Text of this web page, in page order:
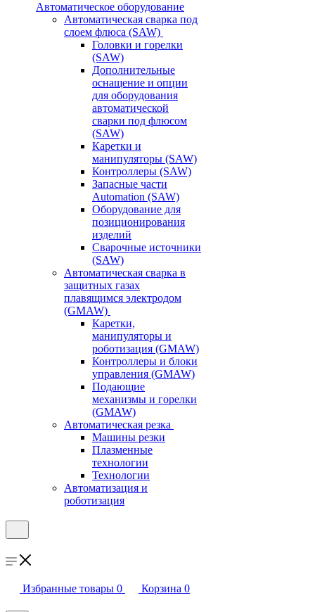
Автоматическое оборудование
Автоматическая сварка под
слоем флюса (SAW)
Головки и горелки
(SAW)
Дополнительные
оснащение и опции
для оборудования
автоматической
сварки под флюсом
(SAW)
Каретки и
манипуляторы (SAW)
Контроллеры (SAW)
Запасные части
Automation (SAW)
Оборудование для
позиционирования
изделий
Сварочные источники
(SAW)
Автоматическая сварка в
защитных газах
плавящимся электродом
(GMAW)
Каретки,
манипуляторы и
роботизация (GMAW)
Контроллеры и блоки
управления (GMAW)
Подающие
механизмы и горелки
(GMAW)
Автоматическая резка
Машины резки
Плазменные
технологии
Технологии
Автоматизация и
роботизация
Избранные товары 0 Корзина 0